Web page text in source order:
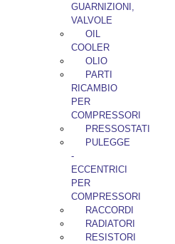
GUARNIZIONI,
VALVOLE
OIL
COOLER
OLIO
PARTI
RICAMBIO
PER
COMPRESSORI
PRESSOSTATI
PULEGGE
-
ECCENTRICI
PER
COMPRESSORI
RACCORDI
RADIATORI
RESISTORI